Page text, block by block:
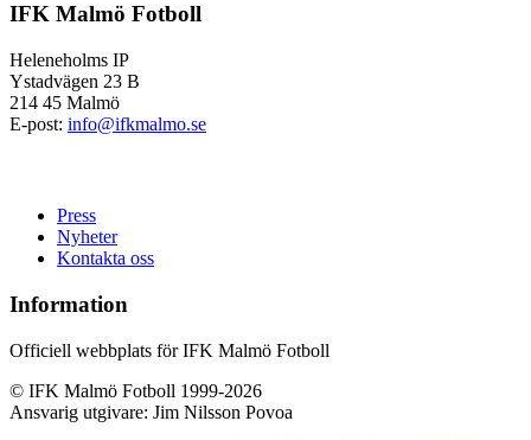
IFK Malmö Fotboll
Heleneholms IP
Ystadvägen 23 B
214 45 Malmö
E-post: info@ifkmalmo.se
Press
Nyheter
Kontakta oss
Information
Officiell webbplats för IFK Malmö Fotboll
© IFK Malmö Fotboll 1999-2026
Ansvarig utgivare: Jim Nilsson Povoa